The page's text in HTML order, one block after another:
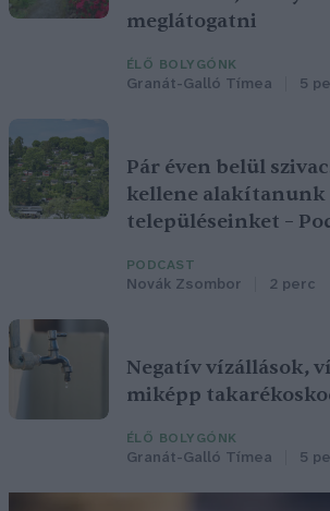
meglátogatni
ÉLŐ BOLYGÓNK
Granát-Galló Tímea 5
Pár éven belül
kellene alakítanunk
településeinket –
PODCAST
Novák Zsombor 2 perc
Negatív vízállások,
miképp
ÉLŐ BOLYGÓNK
Granát-Galló Tímea 5